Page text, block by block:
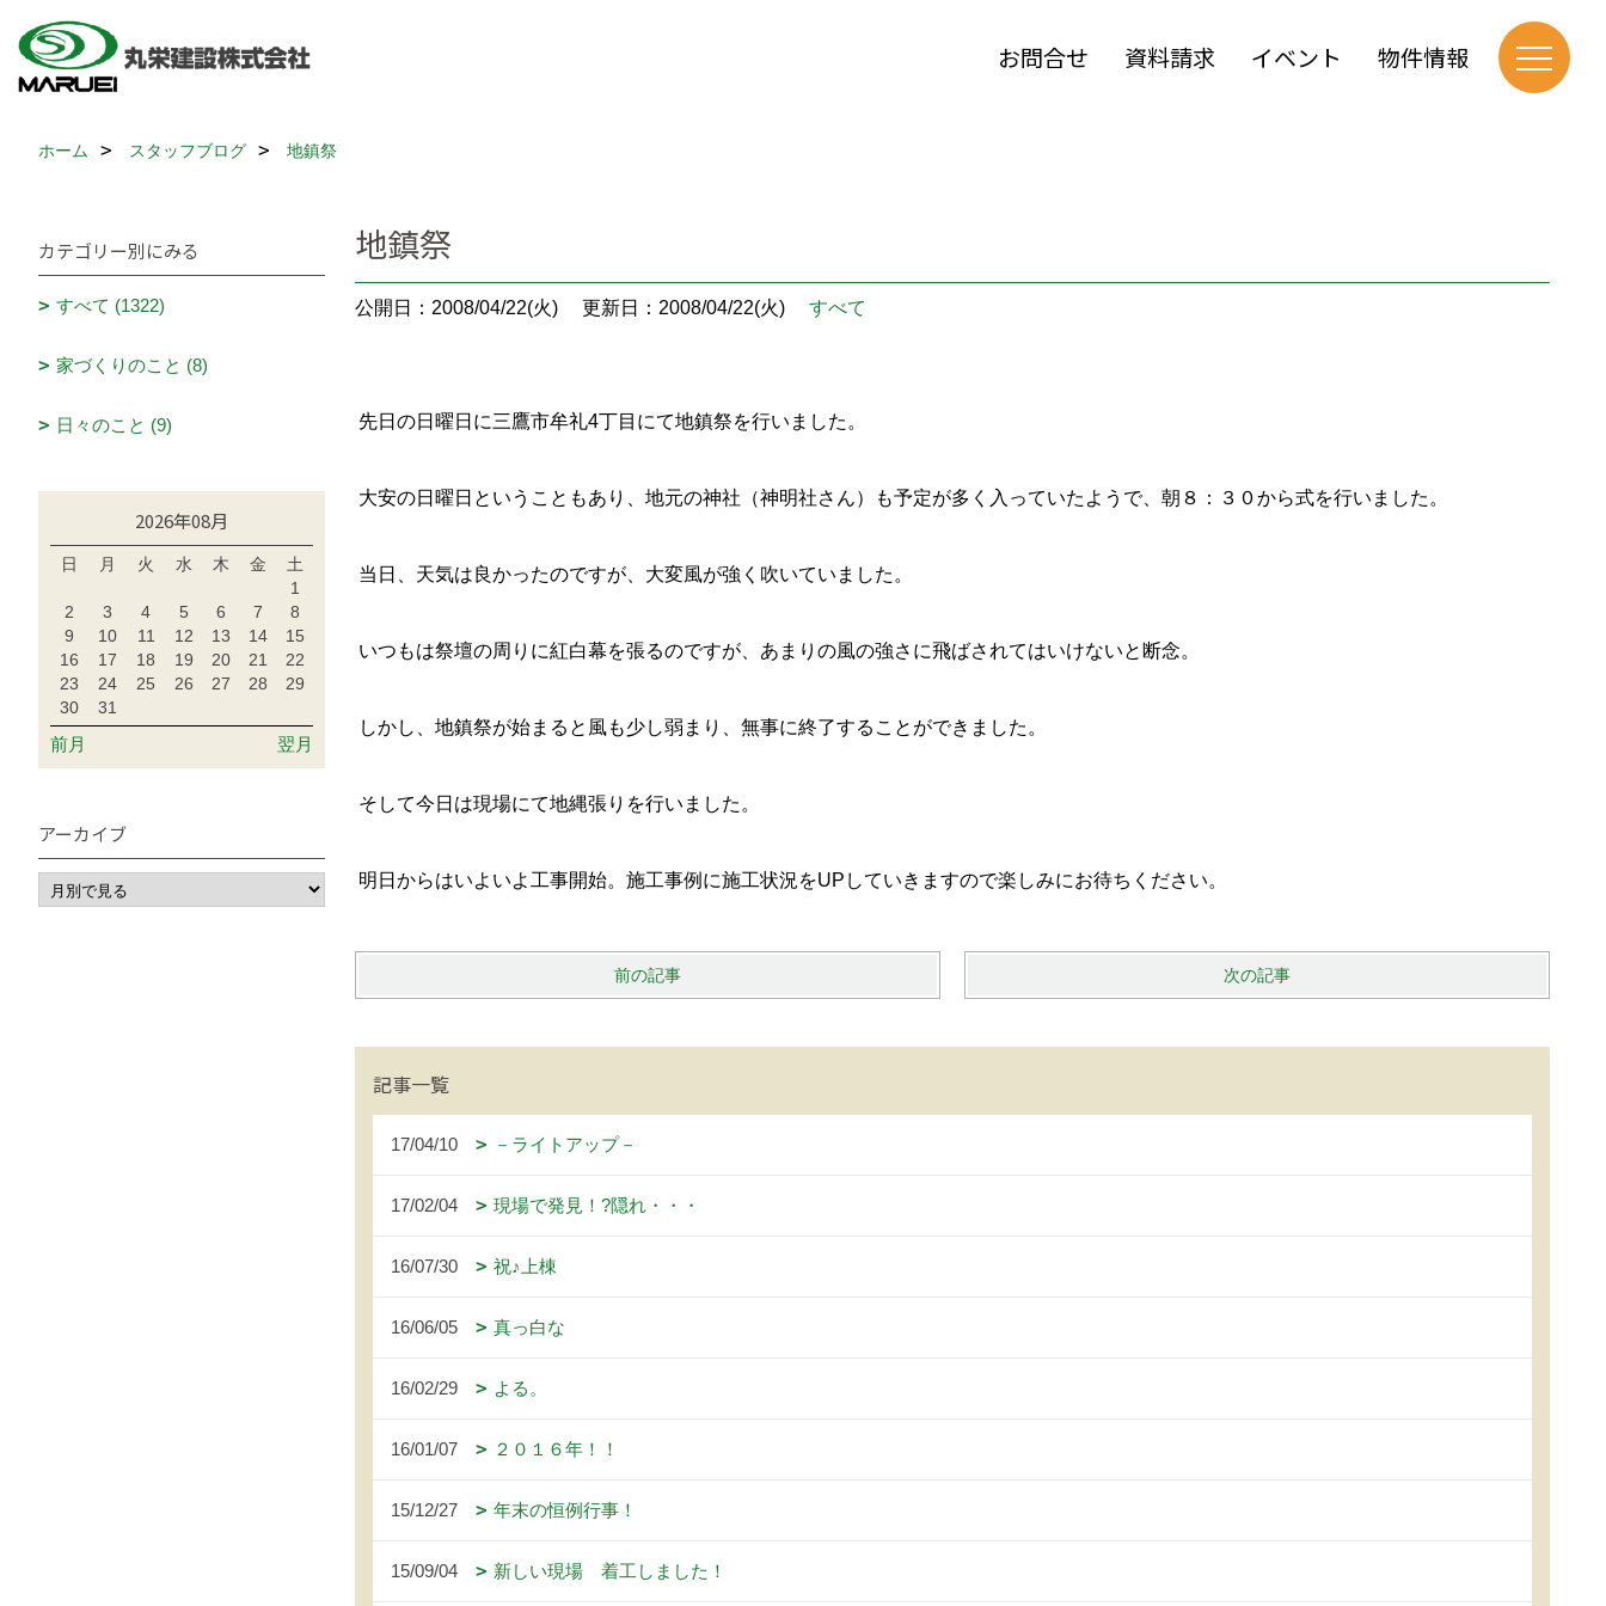
お問合せ 資料請求 イベント 物件情報
ホーム スタッフブログ 地鎮祭
地鎮祭
公開日：2008/04/22(火) 更新日：2008/04/22(火) すべて
先日の日曜日に三鷹市牟礼4丁目にて地鎮祭を行いました。
大安の日曜日ということもあり、地元の神社（神明社さん）も予定が多く入っていたようで、朝８：３０から式を行いました。
当日、天気は良かったのですが、大変風が強く吹いていました。
いつもは祭壇の周りに紅白幕を張るのですが、あまりの風の強さに飛ばされてはいけないと断念。
しかし、地鎮祭が始まると風も少し弱まり、無事に終了することができました。
そして今日は現場にて地縄張りを行いました。
明日からはいよいよ工事開始。施工事例に施工状況をUPしていきますので楽しみにお待ちください。
前の記事 次の記事
記事一覧
17/04/10 －ライトアップ－
17/02/04 現場で発見！?隠れ・・・
16/07/30 祝♪上棟
16/06/05 真っ白な
16/02/29 よる。
16/01/07 ２０１６年！！
15/12/27 年末の恒例行事！
15/09/04 新しい現場 着工しました！
カテゴリー別にみる
すべて (1322)
家づくりのこと (8)
日々のこと (9)
2026年08月
日 月 火 水 木 金
土
1
2
3 4 5 6 7
8
9
10 11 12 13 14
15
16
17 18 19 20 21
22
23
24 25 26 27 28
29
30
31
前月 翌月
アーカイブ